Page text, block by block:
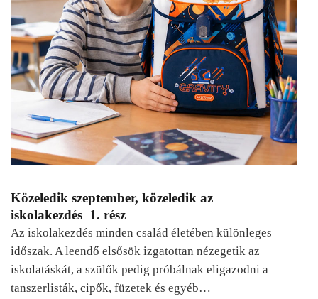
Közeledik szeptember, közeledik az
iskolakezdés 1. rész
Az iskolakezdés minden család életében különleges
időszak. A leendő elsősök izgatottan nézegetik az
iskolatáskát, a szülők pedig próbálnak eligazodni a
tanszerlisták, cipők, füzetek és egyéb…